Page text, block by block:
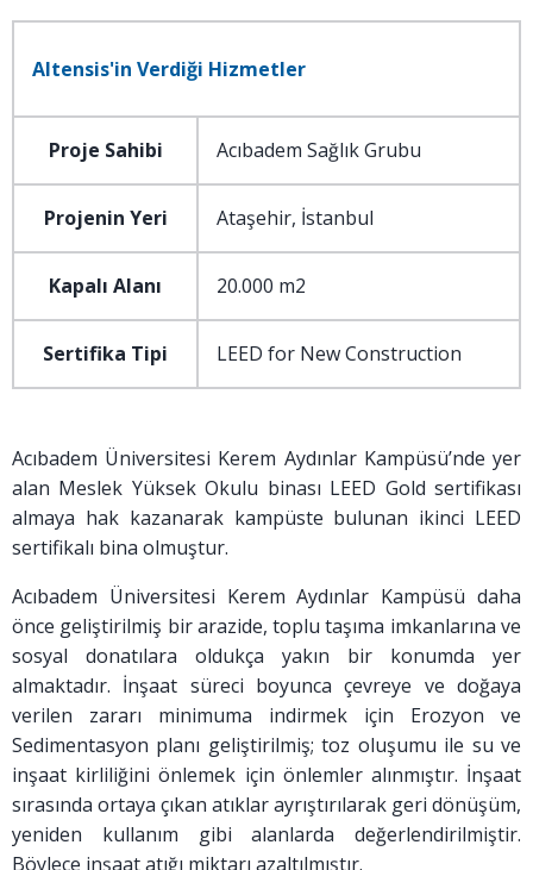
Altensis'in Verdiği Hizmetler
Proje Sahibi Acıbadem Sağlık Grubu
Projenin Yeri Ataşehir, İstanbul
Kapalı Alanı 20.000 m2
Sertifika Tipi LEED for New Construction
Acıbadem Üniversitesi Kerem Aydınlar Kampüsü’nde yer
alan Meslek Yüksek Okulu binası LEED Gold sertifikası
almaya hak kazanarak kampüste bulunan ikinci LEED
sertifikalı bina olmuştur.
Acıbadem Üniversitesi Kerem Aydınlar Kampüsü daha
önce geliştirilmiş bir arazide, toplu taşıma imkanlarına ve
sosyal donatılara oldukça yakın bir konumda yer
almaktadır. İnşaat süreci boyunca çevreye ve doğaya
verilen zararı minimuma indirmek için Erozyon ve
Sedimentasyon planı geliştirilmiş; toz oluşumu ile su ve
inşaat kirliliğini önlemek için önlemler alınmıştır. İnşaat
sırasında ortaya çıkan atıklar ayrıştırılarak geri dönüşüm,
yeniden kullanım gibi alanlarda değerlendirilmiştir.
Böylece inşaat atığı miktarı azaltılmıştır.